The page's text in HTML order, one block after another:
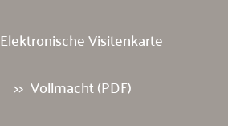
Elektronische Visitenkarte
Vollmacht (PDF)